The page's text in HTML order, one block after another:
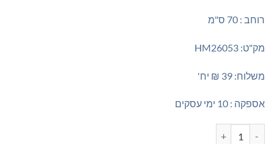
רוחב : 70 ס"מ
מק"ט: HM26053
משלוח: 39 ₪ יח'
אספקה : 10 ימי עסקים